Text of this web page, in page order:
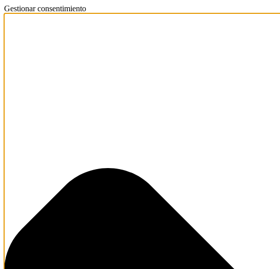
Gestionar consentimiento